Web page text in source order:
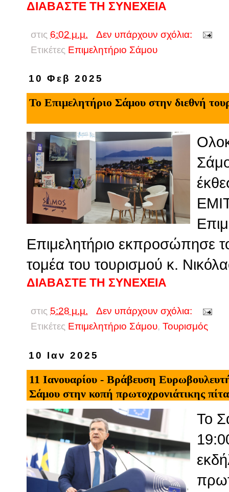
ΔΙΑΒΑΣΤΕ ΤΗ ΣΥΝΕΧΕΙΑ
στις 6:02 μ.μ.
Δεν υπάρχουν σχόλια:
Ετικέτες Επιμελητήριο Σάμου
10 Φεβ 2025
Το Επιμελητήριο Σάμου στην διεθνή
Επιμελητήριο εκπροσώπησε
τομέα του τουρισμού κ.
ΔΙΑΒΑΣΤΕ ΤΗ ΣΥΝΕΧΕΙΑ
στις 5:28 μ.μ.
Δεν υπάρχουν σχόλια:
Ετικέτες Επιμελητήριο Σάμου, Τουρισμός
10 Ιαν 2025
11 Ιανουαρίου - Βράβευση
Σάμου στην κοπή πρωτοχρονιάτικης
Το